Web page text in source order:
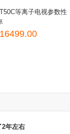
等离子电视参数性
2年左右